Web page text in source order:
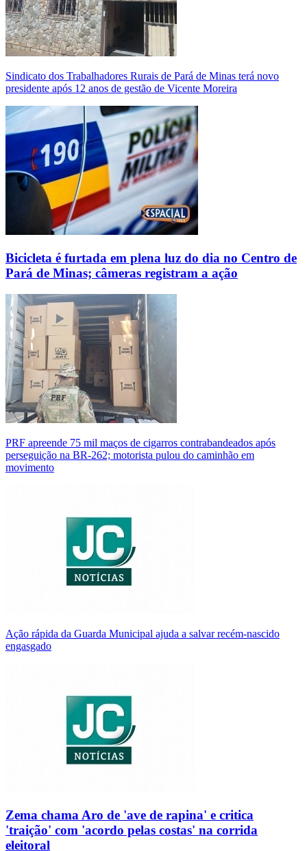
Sindicato dos Trabalhadores Rurais de Pará de Minas terá novo
presidente após 12 anos de gestão de Vicente Moreira
Bicicleta é furtada em plena luz do dia no Centro de
Pará de Minas; câmeras registram a ação
PRF apreende 75 mil maços de cigarros contrabandeados após
perseguição na BR-262; motorista pulou do caminhão em
movimento
Ação rápida da Guarda Municipal ajuda a salvar recém-nascido
engasgado
Zema chama Aro de 'ave de rapina' e critica
'traição' com 'acordo pelas costas' na corrida
eleitoral